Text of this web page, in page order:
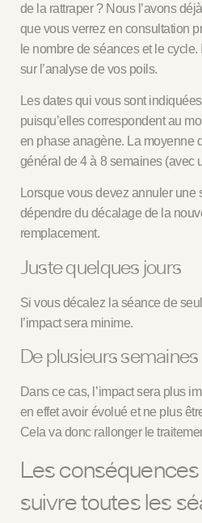
de la rattraper ? Nous l’avons
que vous verrez en consultation
le nombre de séances et le cycle.
sur l’analyse de vos poils.
Les dates qui vous sont
puisqu’elles correspondent au
en phase anagène. La moyenne
général de 4 à 8 semaines (avec
Lorsque vous devez annuler une
dépendre du décalage de la
remplacement.
Juste quelques jours
Si vous décalez la séance de
l’impact sera minime.
De plusieurs semaines
Dans ce cas, l’impact sera plus
en effet avoir évolué et ne plus
Cela va donc rallonger le
Les
suivre toutes les